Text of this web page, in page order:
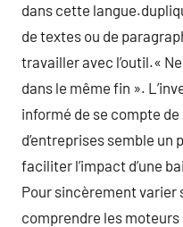
dans cette
de textes ou de
travailler avec l’outil.«
dans le même fin ».
informé de se compte
d’entreprises semble
faciliter l’impact d’une
Pour sincèrement varier
comprendre les moteurs